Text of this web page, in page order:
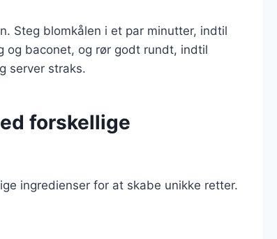
Steg blomkålen i et par minutter, indtil
baconet, og rør godt rundt, indtil
server straks.
forskellige
ingredienser for at skabe unikke retter.